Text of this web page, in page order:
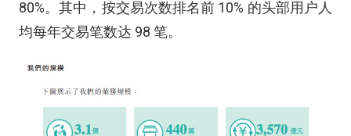
80%。其中，按交易次数排名前 10% 的头部用户人
均每年交易笔数达 98 笔。